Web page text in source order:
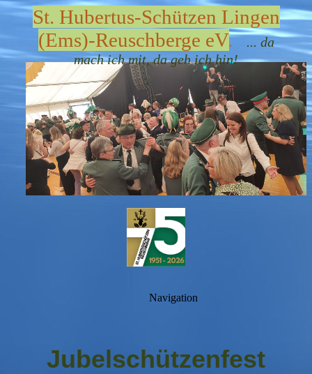
St. Hubertus-Schützen Lingen
(Ems)-Reuschberge eV. ... da
mach ich mit, da geh ich hin!
Navigation
Jubelschützenfest